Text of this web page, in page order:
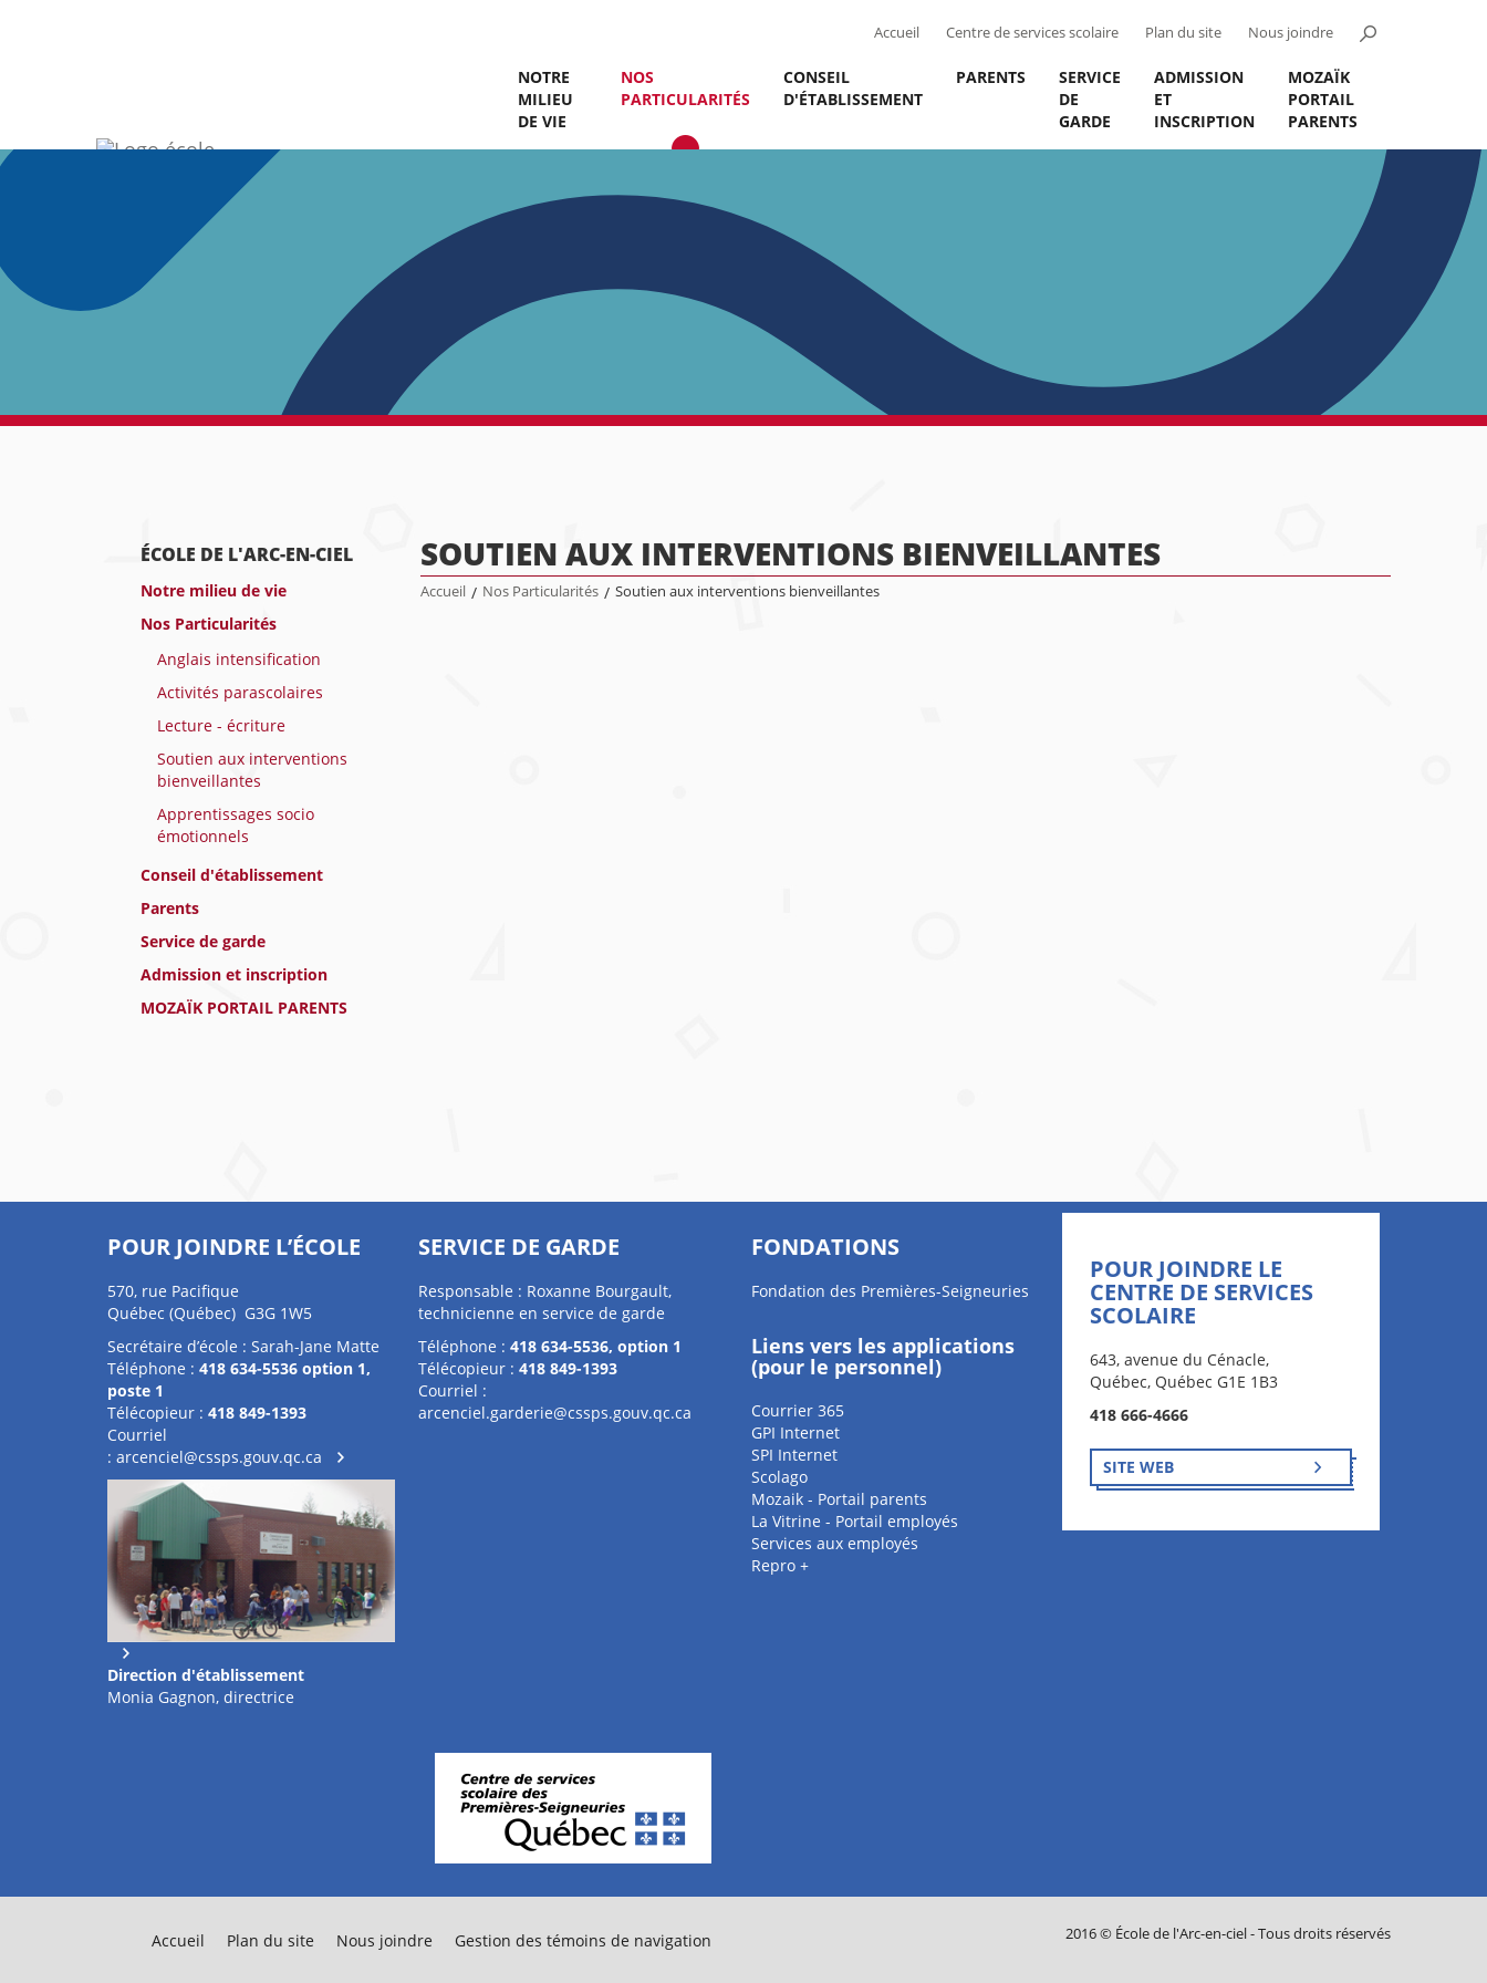
Accueil Centre de services scolaire Plan du site Nous joindre
NOTRE
MILIEU
DE VIE
NOS
PARTICULARITÉS
CONSEIL
D'ÉTABLISSEMENT
PARENTS
SERVICE
DE
GARDE
ADMISSION
ET
INSCRIPTION
MOZAÏK
PORTAIL
PARENTS
ÉCOLE DE L'ARC-EN-CIEL
Notre milieu de vie
Nos Particularités
Anglais intensification
Activités parascolaires
Lecture - écriture
Soutien aux interventions
bienveillantes
Apprentissages socio
émotionnels
Conseil d'établissement
Parents
Service de garde
Admission et inscription
MOZAÏK PORTAIL PARENTS
SOUTIEN AUX INTERVENTIONS BIENVEILLANTES
Accueil / Nos Particularités / Soutien aux interventions bienveillantes
POUR JOINDRE L’ÉCOLE
570, rue Pacifique
Québec (Québec) G3G 1W5
Secrétaire d’école : Sarah-Jane Matte
Téléphone : 418 634-5536 option 1,
poste 1
Télécopieur : 418 849-1393
Courriel
: arcenciel@cssps.gouv.qc.ca
Direction d'établissement
Monia Gagnon, directrice
SERVICE DE GARDE
Responsable : Roxanne Bourgault,
technicienne en service de garde
Téléphone : 418 634-5536, option 1
Télécopieur : 418 849-1393
Courriel :
arcenciel.garderie@cssps.gouv.qc.ca
FONDATIONS
Fondation des Premières-Seigneuries
Liens vers les applications
(pour le personnel)
Courrier 365
GPI Internet
SPI Internet
Scolago
Mozaik - Portail parents
La Vitrine - Portail employés
Services aux employés
Repro +
POUR JOINDRE LE
CENTRE DE SERVICES
SCOLAIRE
643, avenue du Cénacle,
Québec, Québec G1E 1B3
418 666-4666
SITE WEB
Accueil Plan du site Nous joindre Gestion des témoins de navigation 2016 © École de l'Arc-en-ciel - Tous droits réservés